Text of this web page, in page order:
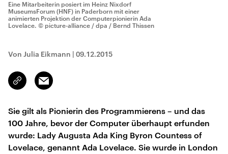
Eine Mitarbeiterin posiert im Heinz Nixdorf
MuseumsForum (HNF) in Paderborn mit einer
animierten Projektion der Computerpionierin Ada
Lovelace. © picture-alliance / dpa / Bernd Thissen
Von Julia Eikmann | 09.12.2015
Link
kopieren/teilen
Email
Sie gilt als Pionierin des Programmierens – und das
100 Jahre, bevor der Computer überhaupt erfunden
wurde: Lady Augusta Ada King Byron Countess of
Lovelace, genannt Ada Lovelace. Sie wurde in London